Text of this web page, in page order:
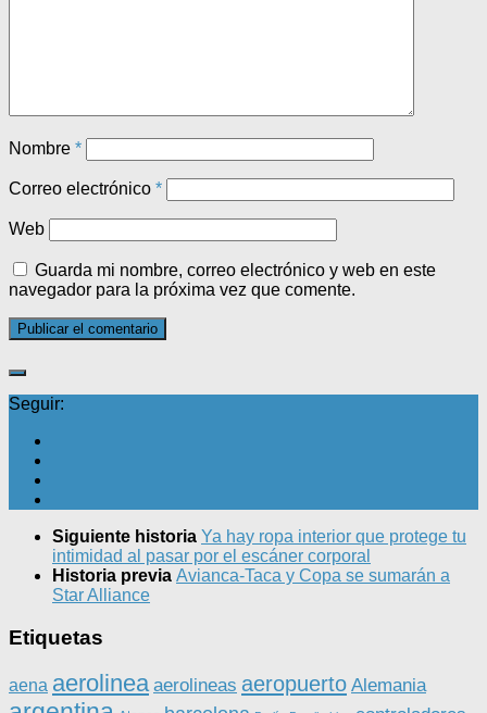
Nombre *
Correo electrónico *
Web
Guarda mi nombre, correo electrónico y web en este
navegador para la próxima vez que comente.
Seguir:
Siguiente historia Ya hay ropa interior que protege tu
intimidad al pasar por el escáner corporal
Historia previa Avianca-Taca y Copa se sumarán a
Star Alliance
Etiquetas
aena aerolinea aerolineas aeropuerto Alemania